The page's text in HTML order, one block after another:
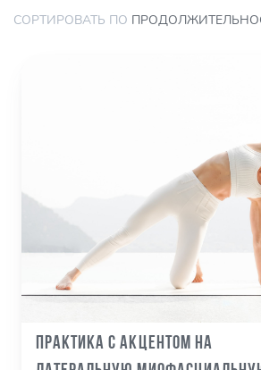
СОРТИРОВАТЬ ПО
Практика с акцентом на